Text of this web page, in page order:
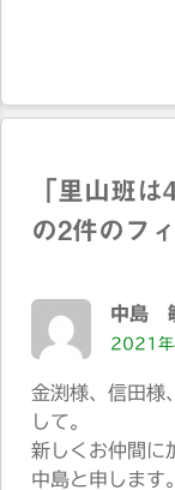
ゲ
シ
ョ
「里山班
の2件のフ
中島
2021
金渕様、信田様
して。
新しくお仲間に
中島と申します。